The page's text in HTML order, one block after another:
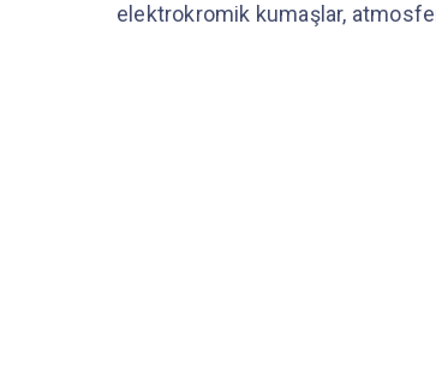
elektrokromik kumaşlar,